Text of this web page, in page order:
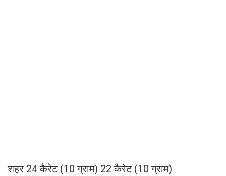
शहर 24 कैरेट (10 ग्राम) 22 कैरेट (10 ग्राम)